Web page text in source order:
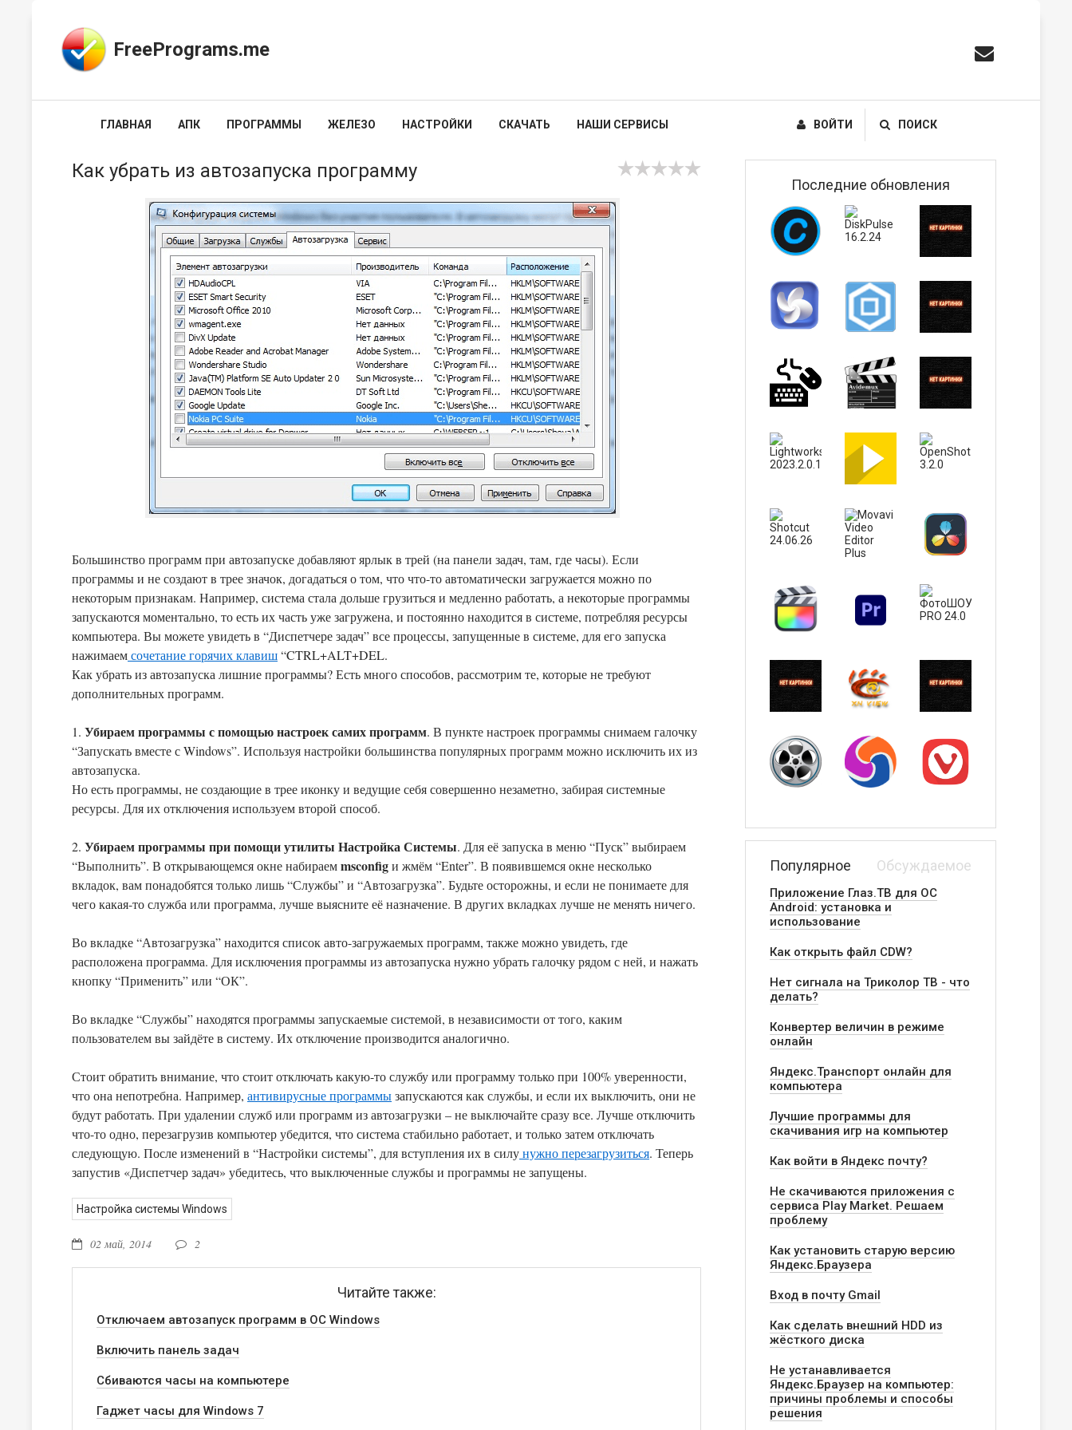
FreePrograms.me
ГЛАВНАЯ АПК ПРОГРАММЫ ЖЕЛЕЗО НАСТРОЙКИ СКАЧАТЬ НАШИ СЕРВИСЫ ВОЙТИ ПОИСК
Как убрать из автозапуска программу
Большинство программ при автозапуске добавляют ярлык в трей (на панели задач, там, где часы). Если
программы и не создают в трее значок, догадаться о том, что что-то автоматически загружается можно по
некоторым признакам. Например, система стала дольше грузиться и медленно работать, а некоторые программы
запускаются моментально, то есть их часть уже загружена, и постоянно находится в системе, потребляя ресурсы
компьютера. Вы можете увидеть в “Диспетчере задач” все процессы, запущенные в системе, для его запуска
нажимаемсочетание горячих клавиш“CTRL+ALT+DEL.
Как убрать из автозапуска лишние программы? Есть много способов, рассмотрим те, которые не требуют
дополнительных программ.
1. Убираем программы с помощью настроек самих программ. В пункте настроек программы снимаем галочку
“Запускать вместе с Windows”. Используя настройки большинства популярных программ можно исключить их из
автозапуска.
Но есть программы, не создающие в трее иконку и ведущие себя совершенно незаметно, забирая системные
ресурсы. Для их отключения используем второй способ.
2. Убираем программы при помощи утилиты Настройка Системы. Для её запуска в меню “Пуск” выбираем
“Выполнить”. В открывающемся окне набираемmsconfigи жмём “Enter”. В появившемся окне несколько
вкладок, вам понадобятся только лишь “Службы” и “Автозагрузка”. Будьте осторожны, и если не понимаете для
чего какая-то служба или программа, лучше выясните её назначение. В других вкладках лучше не менять ничего.
Во вкладке “Автозагрузка” находится список авто-загружаемых программ, также можно увидеть, где
расположена программа. Для исключения программы из автозапуска нужно убрать галочку рядом с ней, и нажать
кнопку “Применить” или “ОК”.
Во вкладке “Службы” находятся программы запускаемые системой, в независимости от того, каким
пользователем вы зайдёте в систему. Их отключение производится аналогично.
Стоит обратить внимание, что стоит отключать какую-то службу или программу только при 100% уверенности,
что она непотребна. Например, антивирусные программызапускаются как службы, и если их выключить, они не
будут работать. При удалении служб или программ из автозагрузки – не выключайте сразу все. Лучше отключить
что-то одно, перезагрузив компьютер убедится, что система стабильно работает, и только затем отключать
следующую. После изменений в “Настройки системы”, для вступления их в силунужно перезагрузиться. Теперь
запустив «Диспетчер задач» убедитесь, что выключенные службы и программы не запущены.
Настройка системы Windows
02 май, 2014 2
Читайте также:
Отключаем автозапуск программ в ОС Windows
Включить панель задач
Сбиваются часы на компьютере
Гаджет часы для Windows 7
Последние обновления
Популярное Обсуждаемое
Приложение Глаз.ТВ для ОС
Android: установка и
использование
Как открыть файл CDW?
Нет сигнала на Триколор ТВ - что
делать?
Конвертер величин в режиме
онлайн
Яндекс.Транспорт онлайн для
компьютера
Лучшие программы для
скачивания игр на компьютер
Как войти в Яндекс почту?
Не скачиваются приложения с
сервиса Play Market. Решаем
проблему
Как установить старую версию
Яндекс.Браузера
Вход в почту Gmail
Как сделать внешний HDD из
жёсткого диска
Не устанавливается
Яндекс.Браузер на компьютер:
причины проблемы и способы
решения